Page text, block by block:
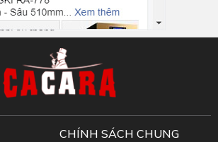
CHÍNH SÁCH CHUNG